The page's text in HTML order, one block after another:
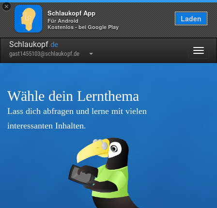
×
Schlaukopf App
Für Android
Kostenlos - bei Google Play
Laden
Schlaukopf.de
gast1455103@schlaukopf.de
Wähle dein Lernthema
Lass dich abfragen und lerne mit vielen
interessanten Inhalten.